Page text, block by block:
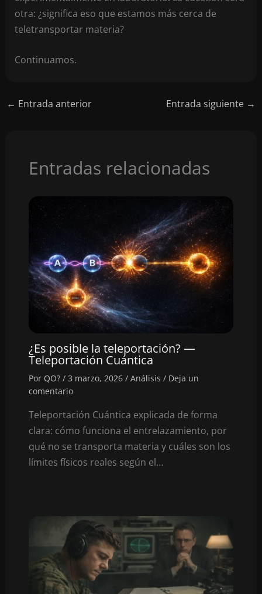
otra: ¿significa eso que estamos más cerca de
teletransportar materia?
Continuamos.
← Entrada anterior Entrada siguiente →
Entradas relacionadas
¿Es posible la teleportación? —
Teleportación Cuántica
Por QO? / 3 marzo, 2026 / Análisis / Deja un
comentario
Teleportación Cuántica explicada de forma
clara: cómo funciona el entrelazamiento, por
qué no se transporta materia y cuáles son los
límites físicos reales según el…